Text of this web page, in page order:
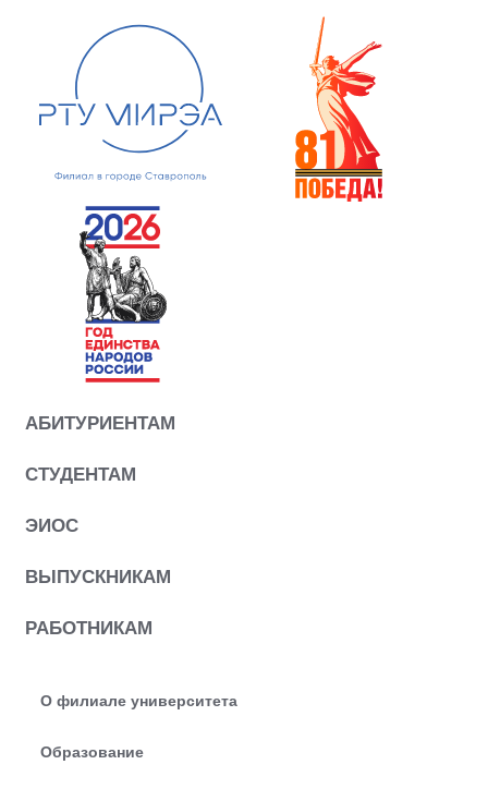
АБИТУРИЕНТАМ
СТУДЕНТАМ
ЭИОС
ВЫПУСКНИКАМ
РАБОТНИКАМ
О филиале университета
Образование